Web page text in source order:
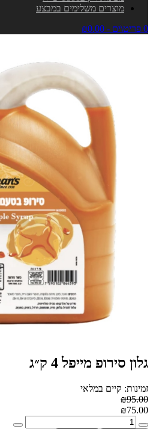
מוצרים משלימים במבצע
0 פריט\ים - ₪0.00
גלון סירופ מייפל 4 ק״ג
זמינות: קיים במלאי
₪95.00
₪75.00